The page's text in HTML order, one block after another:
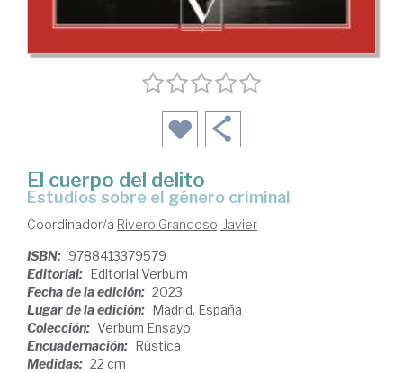
El cuerpo del delito
estudios sobre el género criminal
Coordinador/a Rivero Grandoso, Javier
ISBN: 9788413379579
Editorial: Editorial Verbum
Fecha de la edición: 2023
Lugar de la edición: Madrid. España
Colección: Verbum Ensayo
Encuadernación: Rústica
Medidas: 22 cm